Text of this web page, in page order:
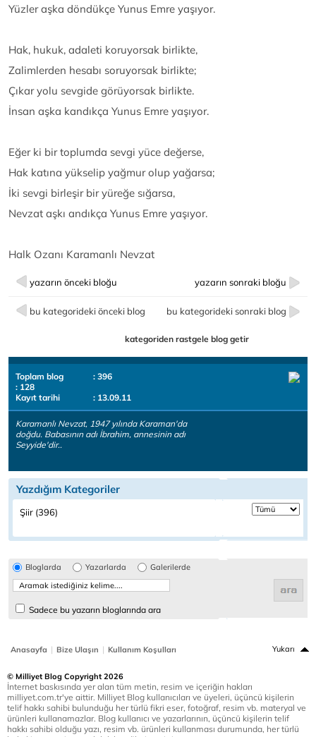
Yüzler aşka döndükçe Yunus Emre yaşıyor.
Hak, hukuk, adaleti koruyorsak birlikte,
Zalimlerden hesabı soruyorsak birlikte;
Çıkar yolu sevgide görüyorsak birlikte.
İnsan aşka kandıkça Yunus Emre yaşıyor.
Eğer ki bir toplumda sevgi yüce değerse,
Hak katına yükselip yağmur olup yağarsa;
İki sevgi birleşir bir yüreğe sığarsa,
Nevzat aşkı andıkça Yunus Emre yaşıyor.
Halk Ozanı Karamanlı Nevzat
yazarın önceki bloğu yazarın sonraki bloğu
bu kategorideki önceki blog bu kategorideki sonraki blog
kategoriden rastgele blog getir
Toplam blog
: 396
: 128
Kayıt tarihi
: 13.09.11
Karamanlı Nevzat, 1947 yılında Karaman'da
doğdu. Babasının adı İbrahim, annesinin adı
Seyyide'dir..
Yazdığım Kategoriler
Şiir (396)
Bloglarda Yazarlarda Galerilerde
Sadece bu yazarın bloglarında ara
Anasayfa | Bize Ulaşın | Kullanım Koşulları Yukarı
© Milliyet Blog Copyright 2026
İnternet baskısında yer alan tüm metin, resim ve içeriğin hakları
milliyet.com.tr'ye aittir. Milliyet Blog kullanıcıları ve üyeleri, üçüncü kişilerin
telif hakkı sahibi bulunduğu her türlü fikri eser, fotoğraf, resim vb. materyal ve
ürünleri kullanamazlar. Blog kullanıcı ve yazarlarının, üçüncü kişilerin telif
hakkı sahibi olduğu yazı, resim vb. ürünleri kullanması durumunda, her türlü